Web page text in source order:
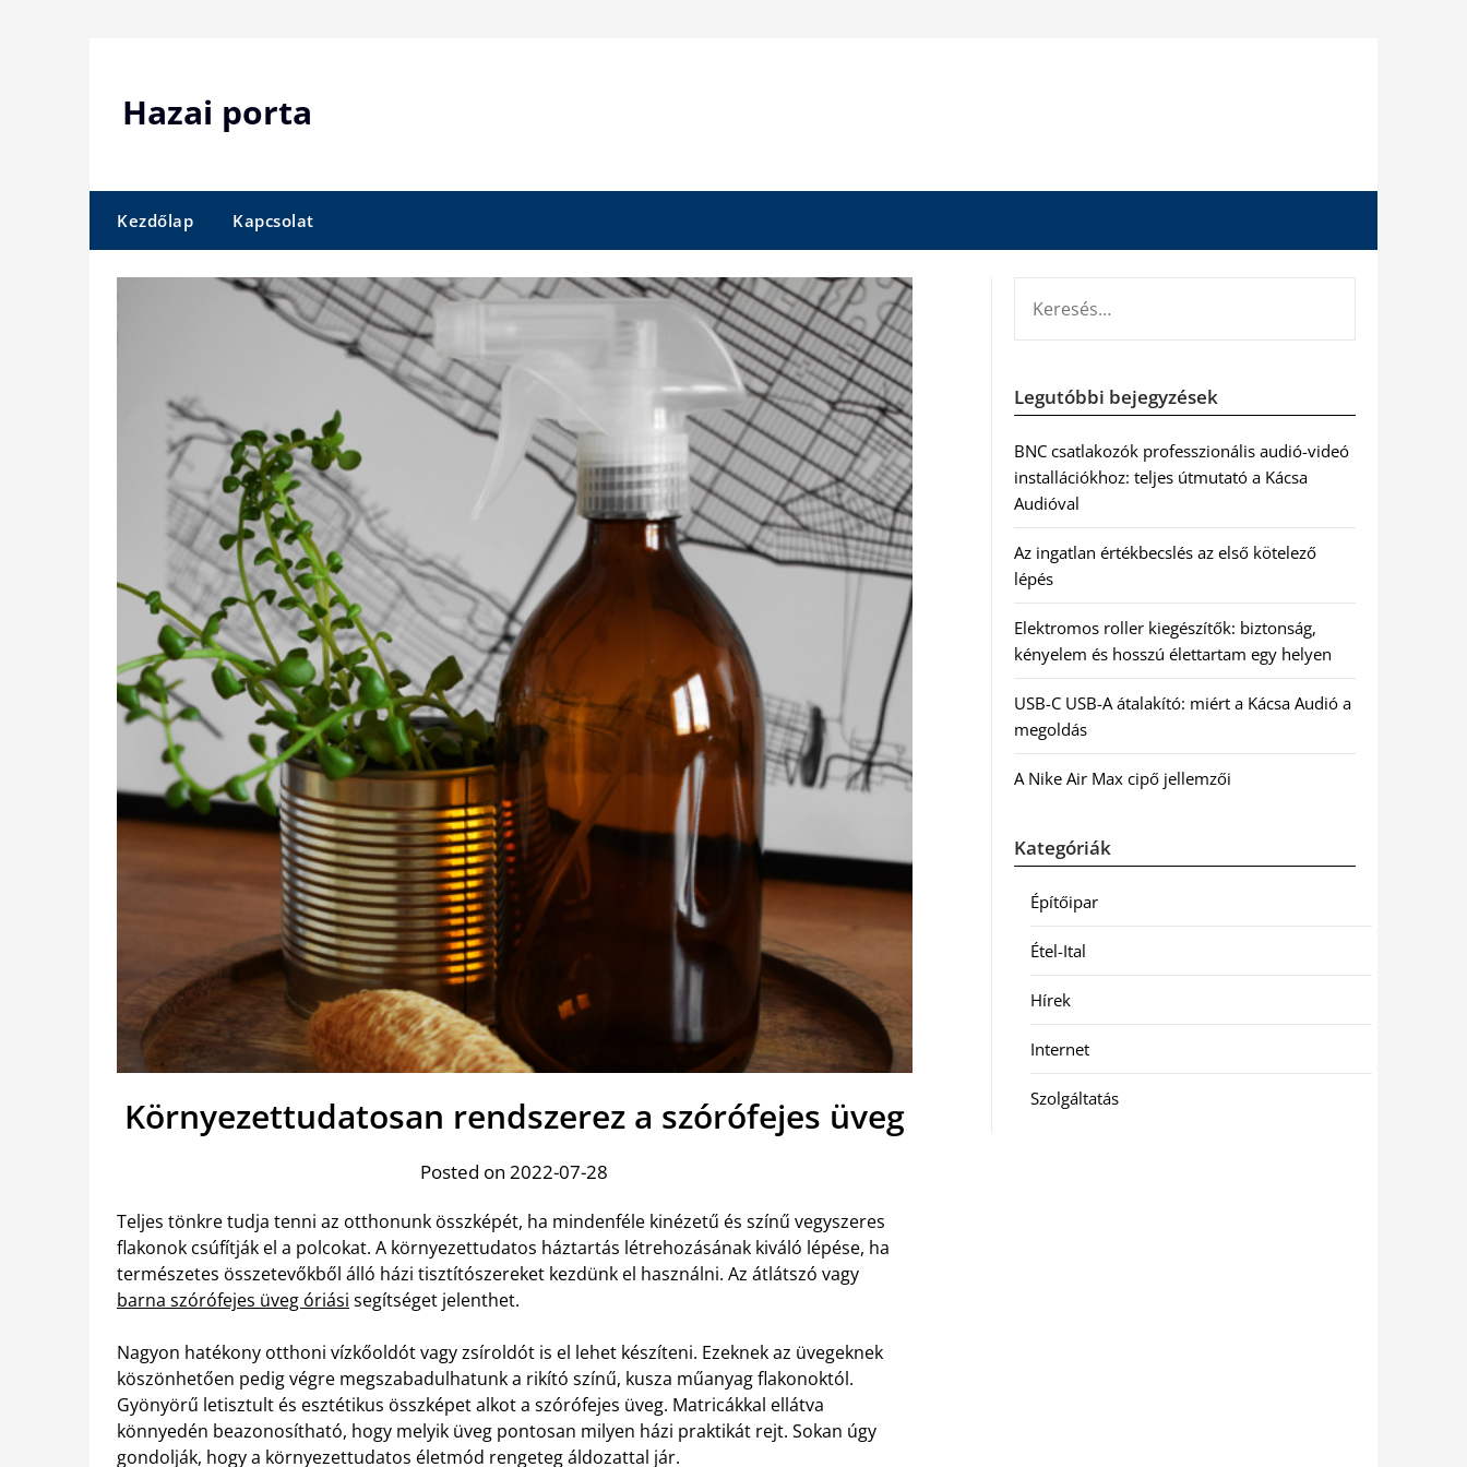
Hazai porta
Kezdőlap Kapcsolat
Környezettudatosan rendszerez a szórófejes üveg
Posted on 2022-07-28
Teljes tönkre tudja tenni az otthonunk összképét, ha mindenféle kinézetű és színű vegyszeres
flakonok csúfítják el a polcokat. A környezettudatos háztartás létrehozásának kiváló lépése, ha
természetes összetevőkből álló házi tisztítószereket kezdünk el használni. Az átlátszó vagy
barna szórófejes üveg óriási segítséget jelenthet.
Nagyon hatékony otthoni vízkőoldót vagy zsíroldót is el lehet készíteni. Ezeknek az üvegeknek
köszönhetően pedig végre megszabadulhatunk a rikító színű, kusza műanyag flakonoktól.
Gyönyörű letisztult és esztétikus összképet alkot a szórófejes üveg. Matricákkal ellátva
könnyedén beazonosítható, hogy melyik üveg pontosan milyen házi praktikát rejt. Sokan úgy
gondolják, hogy a környezettudatos életmód rengeteg áldozattal jár.
Legutóbbi bejegyzések
BNC csatlakozók professzionális audió-videó
installációkhoz: teljes útmutató a Kácsa
Audióval
Az ingatlan értékbecslés az első kötelező
lépés
Elektromos roller kiegészítők: biztonság,
kényelem és hosszú élettartam egy helyen
USB-C USB-A átalakító: miért a Kácsa Audió a
megoldás
A Nike Air Max cipő jellemzői
Kategóriák
Építőipar
Étel-Ital
Hírek
Internet
Szolgáltatás